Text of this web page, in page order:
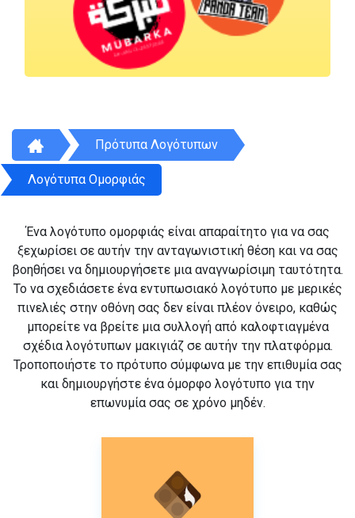
Πρότυπα Λογότυπων
Λογότυπα Ομορφιάς
Ένα λογότυπο ομορφιάς είναι απαραίτητο για να σας
ξεχωρίσει σε αυτήν την ανταγωνιστική θέση και να σας
βοηθήσει να δημιουργήσετε μια αναγνωρίσιμη ταυτότητα.
Το να σχεδιάσετε ένα εντυπωσιακό λογότυπο με μερικές
πινελιές στην οθόνη σας δεν είναι πλέον όνειρο, καθώς
μπορείτε να βρείτε μια συλλογή από καλοφτιαγμένα
σχέδια λογότυπων μακιγιάζ σε αυτήν την πλατφόρμα.
Τροποποιήστε το πρότυπο σύμφωνα με την επιθυμία σας
και δημιουργήστε ένα όμορφο λογότυπο για την
επωνυμία σας σε χρόνο μηδέν.